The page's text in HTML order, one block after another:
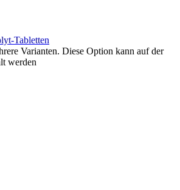
Tabletten
Varianten. Diese Option kann auf der
werden